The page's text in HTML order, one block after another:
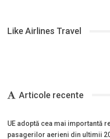
Like Airlines Travel
Articole recente
UE adoptă cea mai importantă
pasagerilor aerieni din ultimii